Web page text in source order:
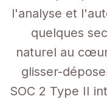
l'analyse et
quelques
naturel au
glisser-
SOC 2 Type II